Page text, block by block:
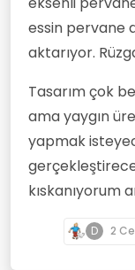
essin pervane
aktarıyor.
Tasarım çok
ama yaygın
yapmak
kıskanıyorum
D 2